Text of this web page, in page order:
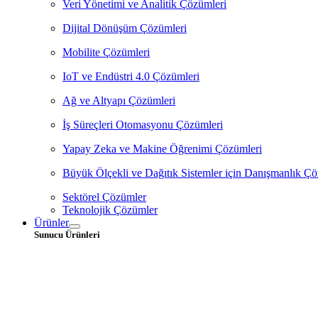
Veri Yönetimi ve Analitik Çözümleri
Dijital Dönüşüm Çözümleri
Mobilite Çözümleri
IoT ve Endüstri 4.0 Çözümleri
Ağ ve Altyapı Çözümleri
İş Süreçleri Otomasyonu Çözümleri
Yapay Zeka ve Makine Öğrenimi Çözümleri
Büyük Ölçekli ve Dağıtık Sistemler için Danışmanlık
Sektörel Çözümler
Teknolojik Çözümler
Ürünler
Sunucu Ürünleri